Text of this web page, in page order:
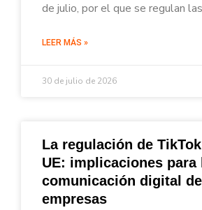
de julio, por el que se regulan
LEER MÁS »
30 de julio de 2026
La regulación de
UE: implicaciones para
comunicación digital
empresas